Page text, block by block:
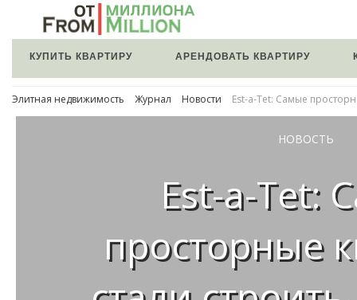
КУПИТЬ КВАРТИРУ АРЕНДОВАТЬ КВАРТИРУ
Элитная недвижимость Журнал Новости Est-a-Tet: Самые
НОВОСТЬ
Est-a-Tet:
просторные